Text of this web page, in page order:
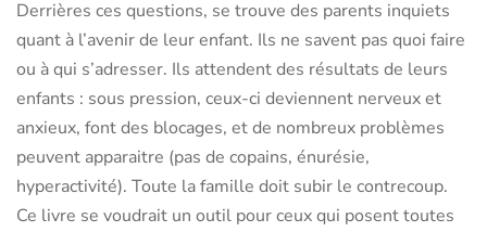
Derrières ces questions, se trouve des parents inquiets
quant à l’avenir de leur enfant. Ils ne savent pas quoi faire
ou à qui s’adresser. Ils attendent des résultats de leurs
enfants : sous pression, ceux-ci deviennent nerveux et
anxieux, font des blocages, et de nombreux problèmes
peuvent apparaitre (pas de copains, énurésie,
hyperactivité). Toute la famille doit subir le contrecoup.
Ce livre se voudrait un outil pour ceux qui posent toutes